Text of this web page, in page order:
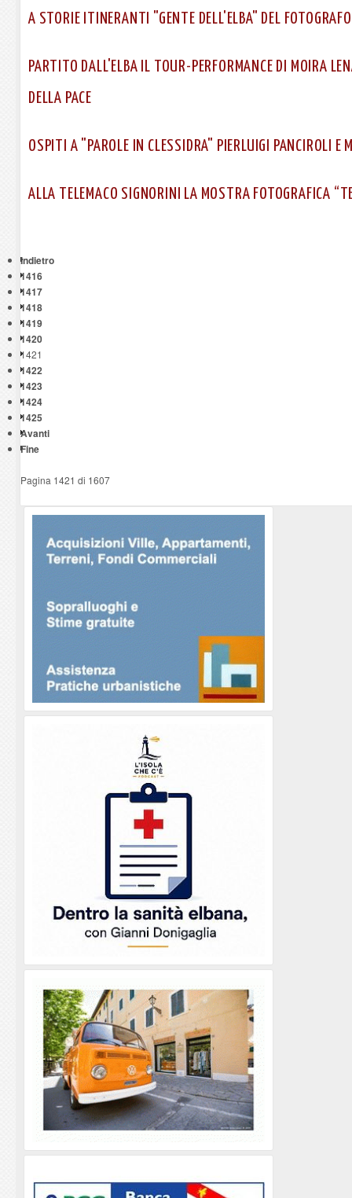
A STORIE ITINERANTI "GENTE DELL'ELBA" DEL
PARTITO DALL'ELBA IL TOUR-PERFORMANCE DI MOIRA
DELLA PACE
OSPITI A "PAROLE IN CLESSIDRA" PIERLUIGI PANCIROLI E
ALLA TELEMACO SIGNORINI LA MOSTRA FOTOGRAFICA
Indietro
1416
1417
1418
1419
1420
1421
1422
1423
1424
1425
Avanti
Fine
Pagina 1421 di 1607